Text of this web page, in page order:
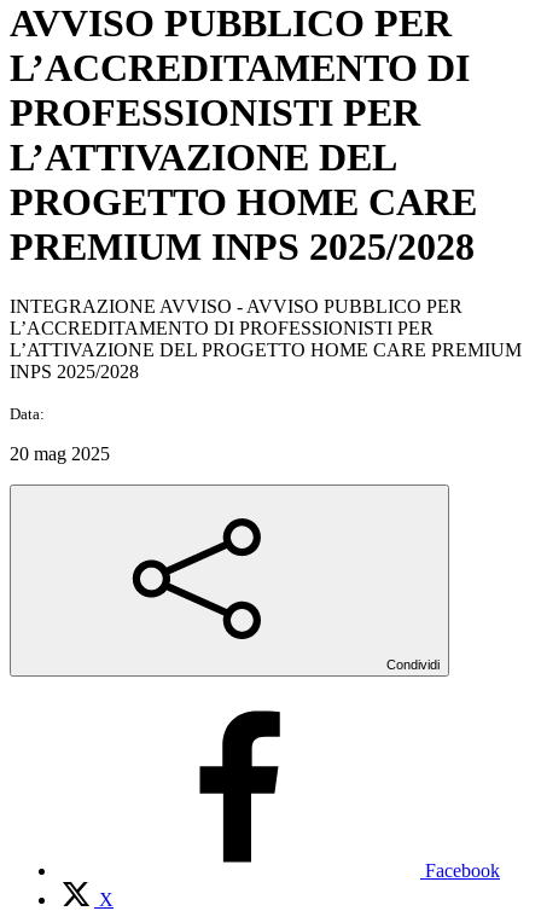
AVVISO PUBBLICO PER
L’ACCREDITAMENTO DI
PROFESSIONISTI PER
L’ATTIVAZIONE DEL
PROGETTO HOME CARE
PREMIUM INPS 2025/2028
INTEGRAZIONE AVVISO - AVVISO PUBBLICO PER
L’ACCREDITAMENTO DI PROFESSIONISTI PER
L’ATTIVAZIONE DEL PROGETTO HOME CARE PREMIUM
INPS 2025/2028
Data:
20 mag 2025
Condividi
Facebook
X